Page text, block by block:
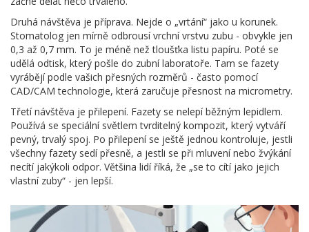
Druhá návštěva je příprava. Nejde o „vrtání“ jako u korunek.
Stomatolog jen mírně odbrousí vrchní vrstvu zubu - obvykle jen
0,3 až 0,7 mm. To je méně než tloušťka listu papíru. Poté se
udělá odtisk, který pošle do zubní laboratoře. Tam se fazety
vyrábějí podle vašich přesných rozměrů - často pomocí
CAD/CAM technologie, která zaručuje přesnost na micrometry.
Třetí návštěva je přilepení. Fazety se nelepí běžným lepidlem.
Používá se speciální světlem tvrditelný kompozit, který vytváří
pevný, trvalý spoj. Po přilepení se ještě jednou kontroluje, jestli
všechny fazety sedí přesně, a jestli se při mluvení nebo žvýkání
necítí jakýkoli odpor. Většina lidí říká, že „se to cítí jako jejich
vlastní zuby“ - jen lepší.